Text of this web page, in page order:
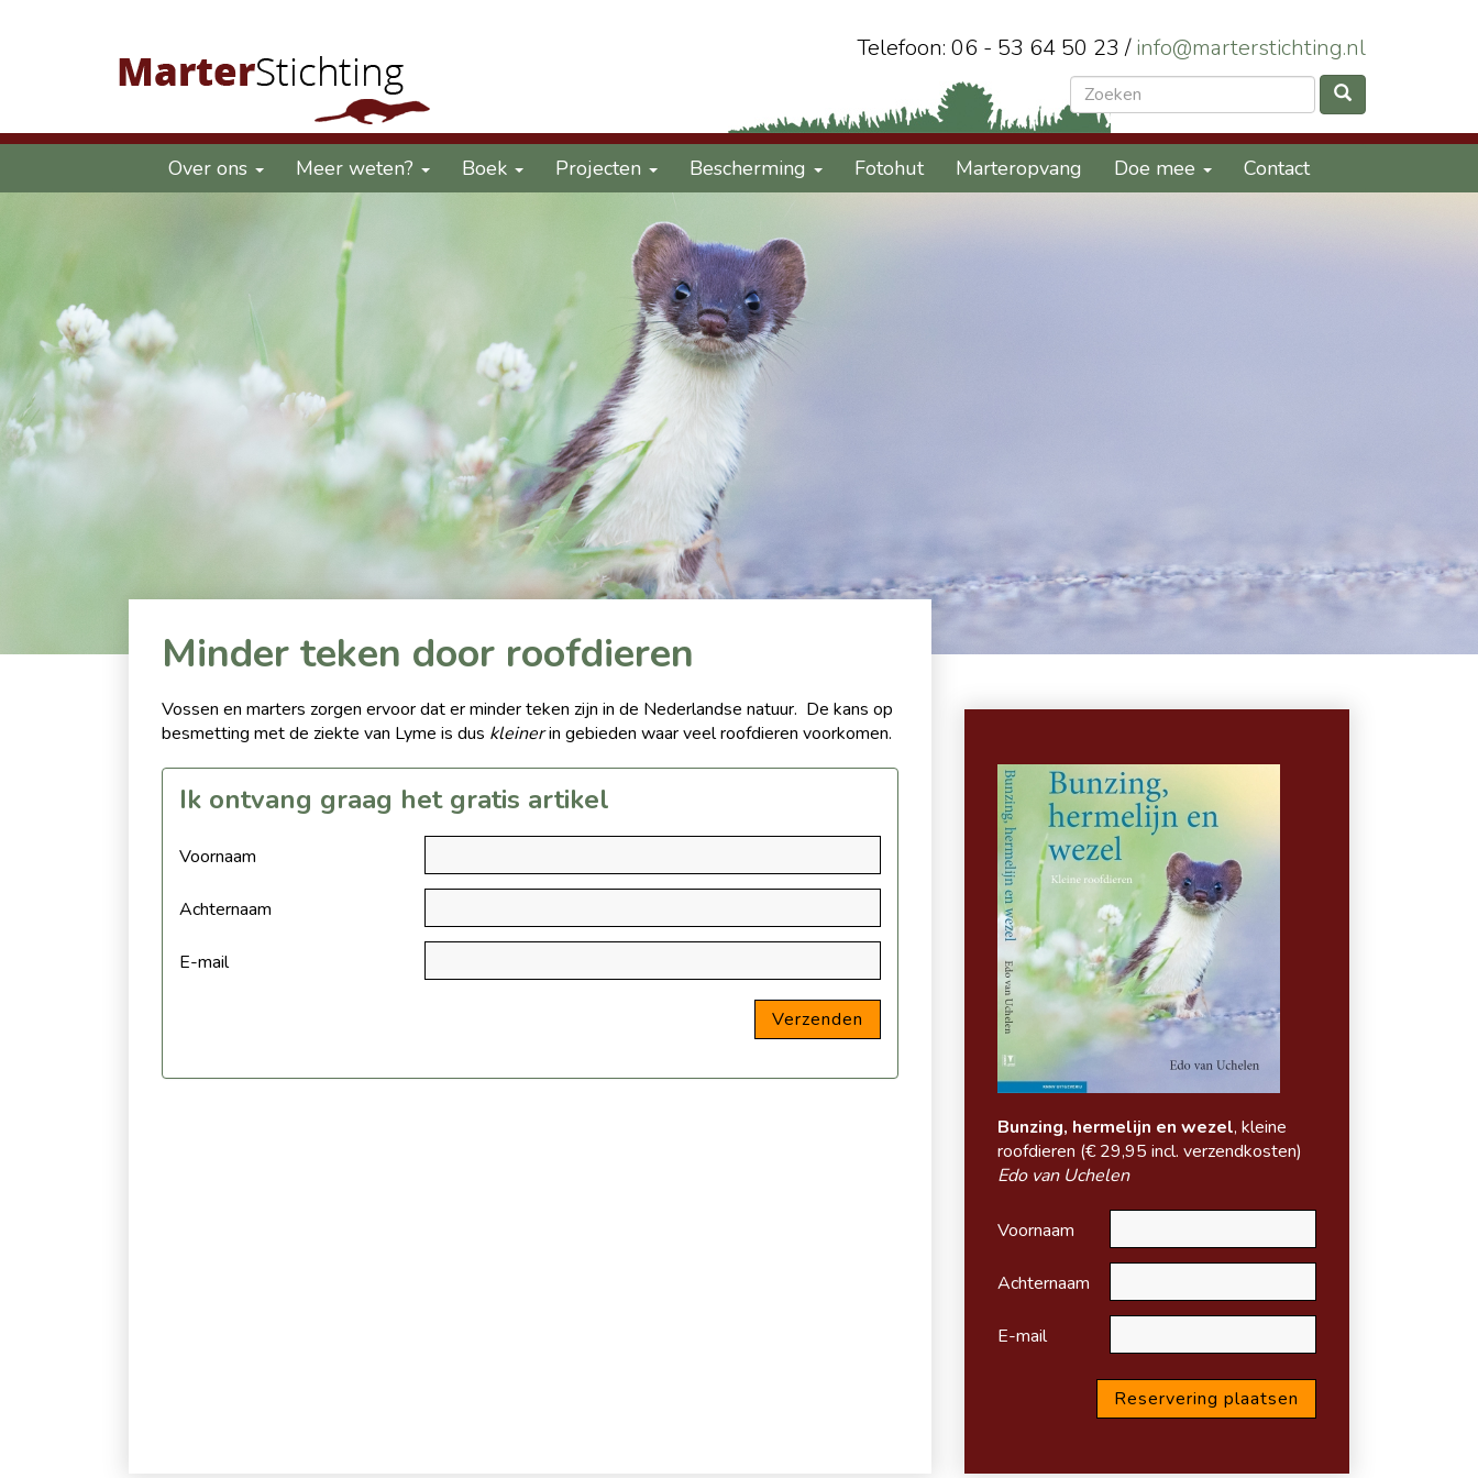
Telefoon: 06 - 53 64 50 23 /info@marterstichting.nl
Over ons Meer weten? Boek Projecten Bescherming Fotohut Marteropvang Doe mee Contact
Minder teken door roofdieren
Vossen en marters zorgen ervoor dat er minder teken zijn in de Nederlandse natuur. De kans op
besmetting met de ziekte van Lyme is dus kleinerin gebieden waar veel roofdieren voorkomen.
Ik ontvang graag het gratis artikel
Voornaam
Achternaam
E-mail
Bunzing, hermelijn en wezel, kleine
roofdieren (€ 29,95 incl. verzendkosten)
Edo van Uchelen
Voornaam
Achternaam
E-mail